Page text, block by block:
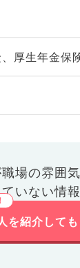
厚生年金保
職場の雰囲
いない情
を紹介しても